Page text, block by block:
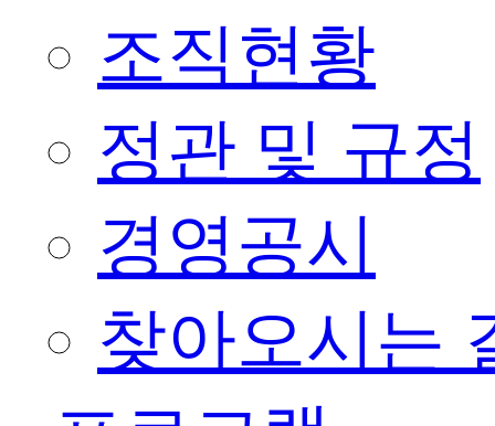
조직현황
정관 및 규정
경영공시
찾아오시는